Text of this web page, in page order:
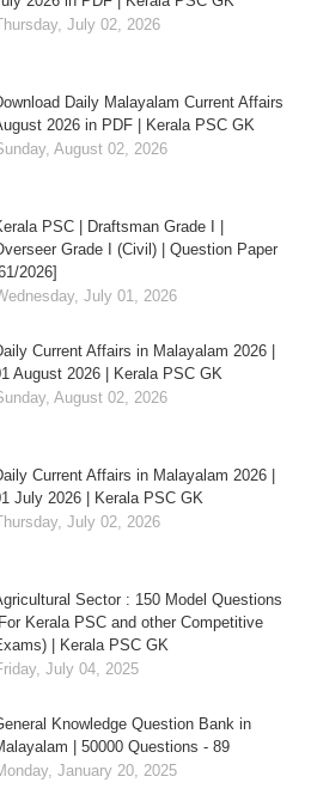
July 02, 2026
Daily Malayalam Current Affairs
2026 in PDF | Kerala PSC GK
August 02, 2026
PSC | Draftsman Grade I |
Grade I (Civil) | Question Paper
2026]
July 01, 2026
Current Affairs in Malayalam 2026 |
August 2026 | Kerala PSC GK
August 02, 2026
Current Affairs in Malayalam 2026 |
July 2026 | Kerala PSC GK
July 02, 2026
Sector : 150 Model Questions
Kerala PSC and other Competitive
| Kerala PSC GK
July 04, 2025
Knowledge Question Bank in
| 50000 Questions - 89
January 20, 2025